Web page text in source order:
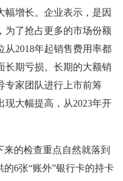
幅增长。企业表示，是因
为了抢占更多的市场份额
2018年起销售费用率都
长期亏损。长期的大额销
专家团队进行上市前筹
现大幅提高，从2023年开
的检查重点自然就落到
6张“账外”银行卡的持卡